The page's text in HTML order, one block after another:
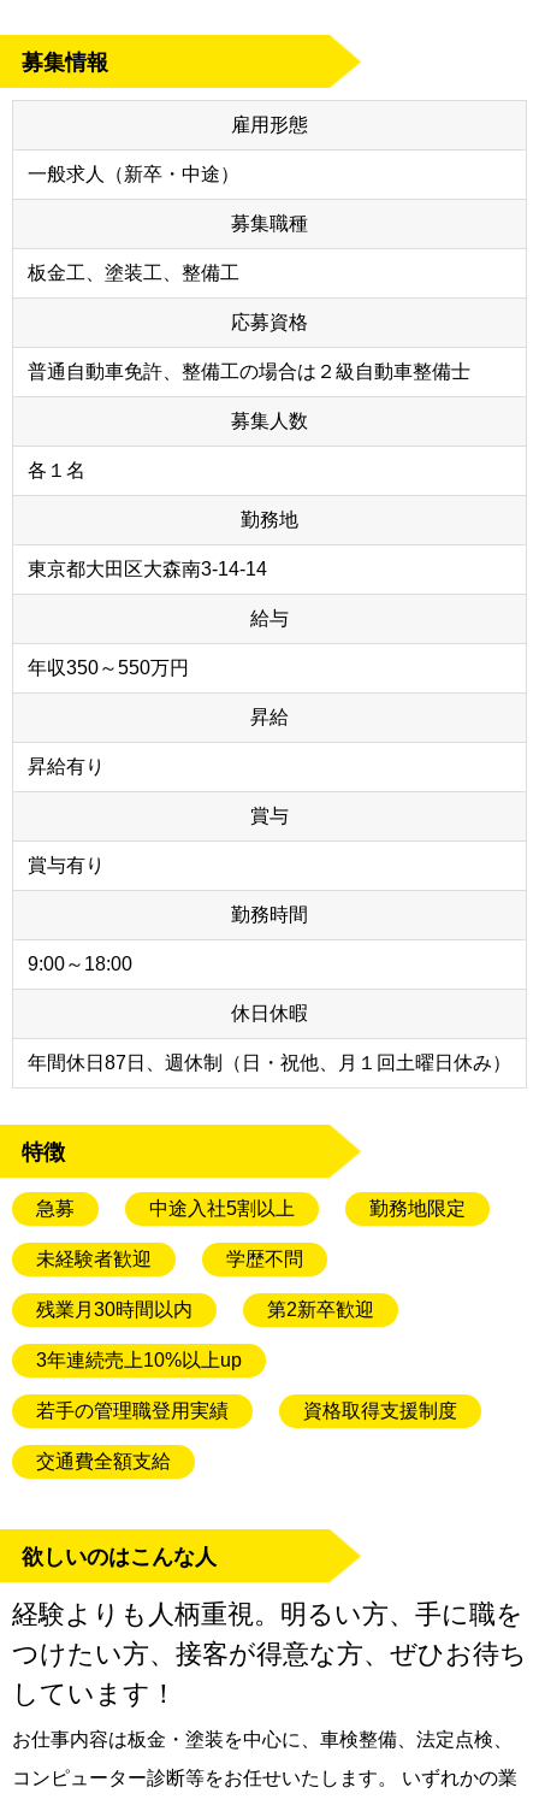
募集情報
雇用形態
一般求人（新卒・中途）
募集職種
板金工、塗装工、整備工
応募資格
普通自動車免許、整備工の場合は２級自動車整備士
募集人数
各１名
勤務地
東京都大田区大森南3-14-14
給与
年収350～550万円
昇給
昇給有り
賞与
賞与有り
勤務時間
9:00～18:00
休日休暇
年間休日87日、週休制（日・祝他、月１回土曜日休み）
特徴
急募 中途入社5割以上 勤務地限定
未経験者歓迎 学歴不問
残業月30時間以内 第2新卒歓迎
3年連続売上10%以上up
若手の管理職登用実績 資格取得支援制度
交通費全額支給
欲しいのはこんな人
経験よりも人柄重視。明るい方、手に職を
つけたい方、接客が得意な方、ぜひお待ち
しています！
お仕事内容は板金・塗装を中心に、車検整備、法定点検、
コンピューター診断等をお任せいたします。 いずれかの業